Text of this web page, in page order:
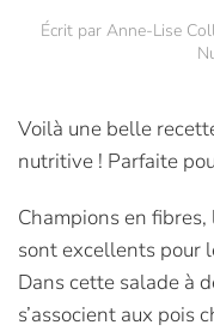
Écrit par Anne-Lise
Voilà une belle
nutritive ! Parfaite
Champions en
sont excellents pour
Dans cette salade à
s’associent aux pois